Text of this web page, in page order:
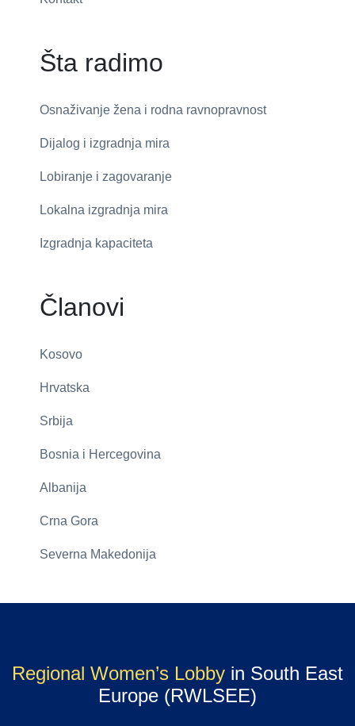
Šta radimo
Osnaživanje žena i rodna ravnopravnost
Dijalog i izgradnja mira
Lobiranje i zagovaranje
Lokalna izgradnja mira
Izgradnja kapaciteta
Članovi
Kosovo
Hrvatska
Srbija
Bosnia i Hercegovina
Albanija
Crna Gora
Severna Makedonija
Regional Women’s Lobby in South East
Europe (RWLSEE)